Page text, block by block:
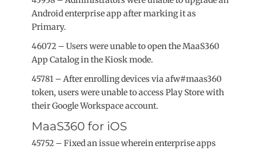
Android enterprise app after marking it as
Primary.
46072 – Users were unable to open the MaaS360
App Catalog in the Kiosk mode.
45781 – After enrolling devices via afw#maas360
token, users were unable to access Play Store with
their Google Workspace account.
MaaS360 for iOS
45752 – Fixed an issue wherein enterprise apps